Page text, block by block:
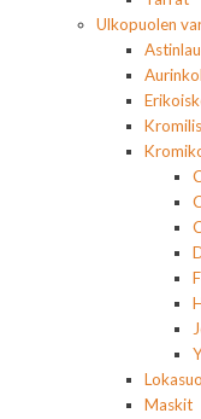
Ulkopuolen
Maskit